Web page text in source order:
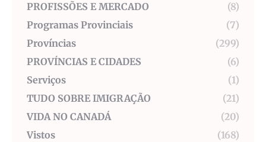
PROFISSÕES E MERCADO
(8)
Programas Provinciais
(7)
Províncias
(299)
PROVÍNCIAS E CIDADES
(6)
Serviços
(1)
TUDO SOBRE IMIGRAÇÃO
(21)
VIDA NO CANADÁ
(20)
Vistos
(168)